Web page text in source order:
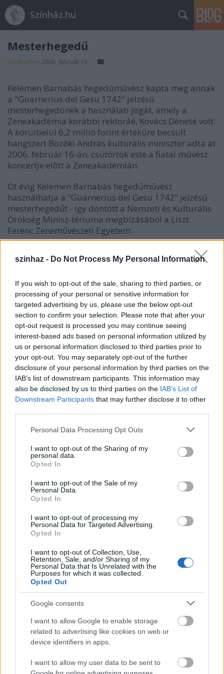
szinhaz - Do Not Process My Personal Information
If you wish to opt-out of the sale, sharing to third parties, or
processing of your personal or sensitive information for
targeted advertising by us, please use the below opt-out
section to confirm your selection. Please note that after your
opt-out request is processed you may continue seeing
interest-based ads based on personal information utilized by
us or personal information disclosed to third parties prior to
your opt-out. You may separately opt-out of the further
disclosure of your personal information by third parties on the
IAB’s list of downstream participants. This information may
also be disclosed by us to third parties on the IAB’s List of
Downstream Participants that may further disclose it to other
Please note that this website/app uses one or more Google
not limited to your visit or usage behaviour. You may click to
grant or deny consent to Google and its third-party tags to
use your data for below specified purposes in below Google
consent section.
Personal Data Processing Opt Outs
I want to opt-out of the Sharing of my
personal data.
Opted In
I want to opt-out of the Sale of my
Personal Data.
Opted In
I want to opt-out of processing my
Personal Data for Targeted Advertising.
Opted In
I want to opt-out of Collection, Use,
Retention, Sale, and/or Sharing of my
Personal Data that Is Unrelated with the
Purposes for which it was collected.
Opted Out
Google consents
I want to allow Google to enable storage
related to advertising like cookies on web or
device identifiers in apps.
I want to allow my user data to be sent to
Színház.hu
Mesterhegedű
szinhazhu • 2006. február 19.
Kelemen Barnabás hegedûmûvész kapta meg annak
a "Guarnerius del Gesu 1742" jelzésû
mesterhegedûnek a használati jogát, amely a
Zeneakadémia korábbi rektoráé, Kovács Dénesé volt.
A körülbelül 6,2 millió forint értékûre becsült
hangszert Bozóki András kulturális miniszter adta át
2006. február 16-án, csütörtök este a fiatal mûvész
koncertje elõtt a Zeneakadémián.
Öt évig Kelemen Barnabás hegedűművész
használhatja a "Guarnerius del Gesu 1742" jelzésű
mesterhegedűt - így döntött a Nemzeti és Kulturális
Örökség Minisz-tériuma megbízásából a Liszt
Ferenc Zeneművészeti Egyetem.
Kelemen
Barnabás
feladatának tekinti a mecénási tevékenységet.
mesterhangszereket kiemelkedő tehetségű
művészek-nek adja használatba."- mondta
a kulturális miniszter a hegedű átadásakor
tartott köszöntőjében. Bozóki András
kiemelte, hogy Kelemen Barnabás
nemzetközi hír-nevével, koncert-repertoárjával és
tanári tevékenységével bizonyította, hogy nagy
művészi reménysége az országnak.
A magyar állam a tulajdonában lévő nagy értékű,
muzeális mesterhangszereket egy-részt fiatal,
rendkívül tehetséges művészeknek adja használatba
abból a célból, hogy pályájukon segítse őket,
másrészt kiemelkedő képességű, már bizonyított,
hangszereket. A Guarnerius is ilyen hangszer volt, a
mesterhegedűt Kovács Dénes hegedűművész halála
után a kulturális tárca megjaví-tatta, majd
pályázatot hirdetett az új használó személyére.
Kelemen Barnabás eddig azon a 1683-as Stradivari
hegedűn játszott, amelyet a vi-lág egyik
legrangosabb versenye, a Nemzetközi Indianapolisi
Hegedűverseny meg-nyerése után kapott négy éves
használatra.
forrás: Terasz.hu